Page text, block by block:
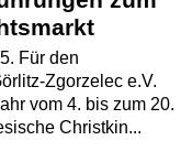
Für den
Zgorzelec e.V.
vom 4. bis zum 20.
Christkin...